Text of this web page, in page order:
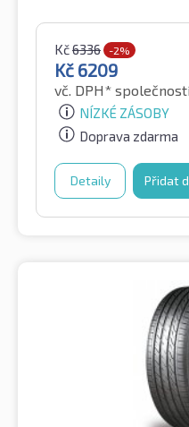
Kč6336 -2%
Kč 6209
vč. DPH*
NÍZKÉ ZÁSOBY
Doprava zdarma
Detaily Přidat